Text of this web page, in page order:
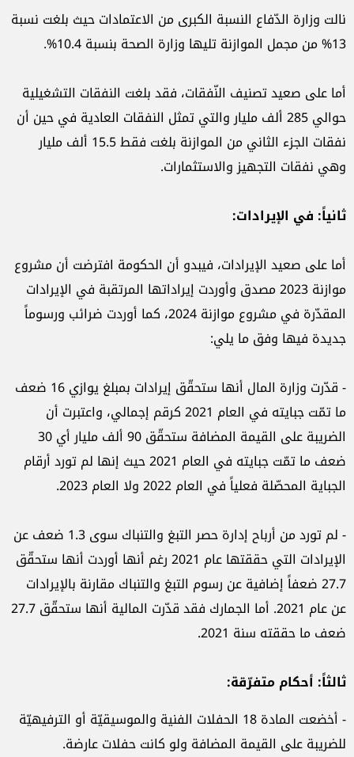
نالت وزارة الدّفاع النسبة الكبرى من الاعتمادات حيث بلغت نسبة
13% من مجمل الموازنة تليها وزارة الصحة بنسبة 10.4%.
أما على صعيد تصنيف النّفقات، فقد بلغت النفقات التشغيلية
حوالي 285 ألف مليار والتي تمثل النفقات العادية في حين أن
نفقات الجزء الثاني من الموازنة بلغت فقط 15.5 ألف مليار
وهي نفقات التجهيز والاستثمارات.
ثانياً: في الإيرادات:
أما على صعيد الإيرادات، فيبدو أن الحكومة افترضت أن مشروع
موازنة 2023 مصدق وأوردت إيراداتها المرتقبة في الإيرادات
المقدّرة في مشروع موازنة 2024، كما أوردت ضرائب ورسوماً
جديدة فيها وفق ما يلي:
- قدّرت وزارة المال أنها ستحقّق إيرادات بمبلغ يوازي 16 ضعف
ما تمّت جبايته في العام 2021 كرقم إجمالي، واعتبرت أن
الضريبة على القيمة المضافة ستحقّق 90 ألف مليار أي 30
ضعف ما تمّت جبايته في العام 2021 حيث إنها لم تورد أرقام
الجباية المحصّلة فعلياً في العام 2022 ولا العام 2023.
- لم تورد من أرباح إدارة حصر التبغ والتنباك سوى 1.3 ضعف عن
الإيرادات التي حققتها عام 2021 رغم أنها أوردت أنها ستحقّق
27.7 ضعفاً إضافية عن رسوم التبغ والتنباك مقارنة بالإيرادات
عن عام 2021. أما الجمارك فقد قدّرت المالية أنها ستحقّق 27.7
ضعف ما حققته سنة 2021.
ثالثاً: أحكام متفرّقة:
- أخضعت المادة 18 الحفلات الفنية والموسيقيّة أو الترفيهيّة
للضريبة على القيمة المضافة ولو كانت حفلات عارضة.